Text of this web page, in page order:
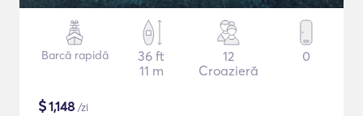
Barcă rapidă
36 ft
11 m
12
Croazieră
0
$1,148 /zi